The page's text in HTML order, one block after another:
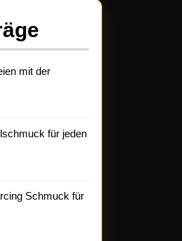
mit der
für jeden
Schmuck für